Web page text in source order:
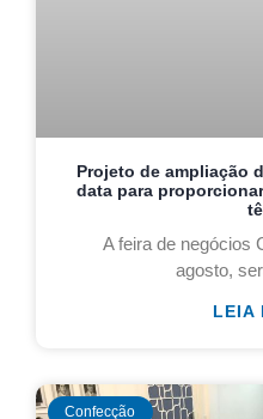
Projeto de ampliação
data para
A feira de negócios
agosto,
LEIA
Confecção